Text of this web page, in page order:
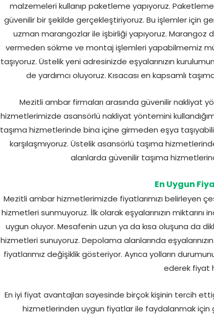
malzemeleri kullanıp paketleme yapıyoruz.
güvenilir bir şekilde gerçekleştiriyoruz. Bu işlemler için
uzman marangozlar ile işbirliği yapıyoruz.
vermeden sökme ve montaj işlemleri yapabilmemiz
taşıyoruz. Üstelik yeni adresinizde eşyalarınızın
de yardımcı oluyoruz. Kısacası en kapsamlı
Mezitli ambar firmaları arasında güvenilir nakliyat
hizmetlerimizde asansörlü nakliyat yöntemini
taşıma hizmetlerinde bina içine girmeden eşya
karşılaşmıyoruz. Üstelik asansörlü taşıma
alanlarda güvenilir taşıma
En Uygun
Mezitli ambar hizmetlerimizde fiyatlarımızı belirleyen
hizmetleri sunmuyoruz. İlk olarak eşyalarınızın miktarını
uygun oluyor. Mesafenin uzun ya da kısa oluşuna da
hizmetleri sunuyoruz. Depolama alanlarında
fiyatlarımız değişiklik gösteriyor. Ayrıca yolların
ederek fiyat
En iyi fiyat avantajları sayesinde birçok kişinin tercih
hizmetlerinden uygun fiyatlar ile faydalanmak için